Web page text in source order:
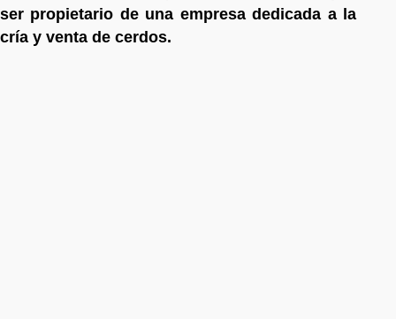
ser propietario de una empresa dedicada a la
cría y venta de cerdos.